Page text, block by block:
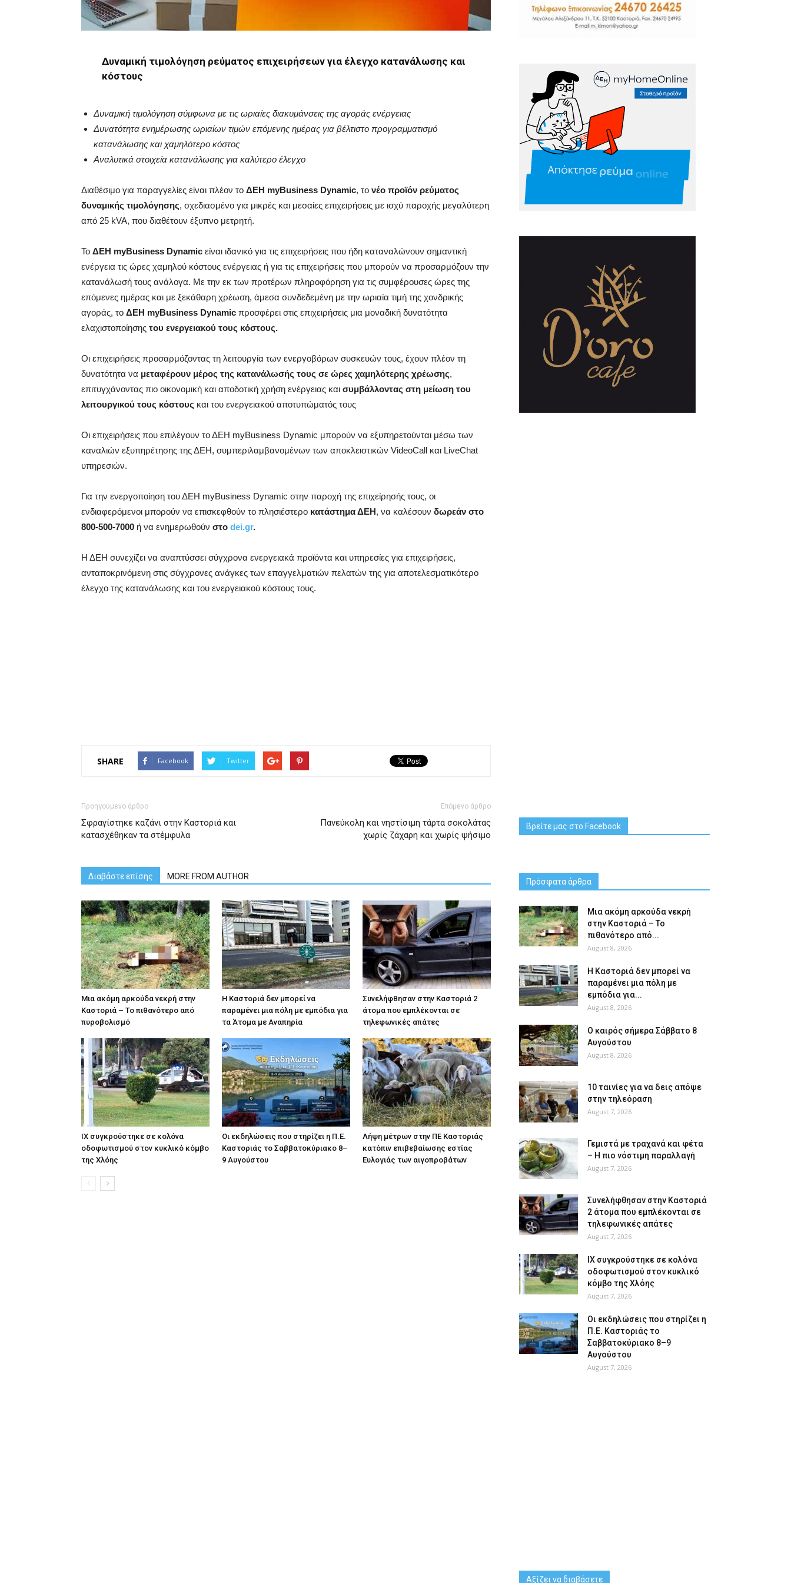
Δυναμική τιμολόγηση ρεύματος επιχειρήσεων για έλεγχο κατανάλωσης και
κόστους
Δυναμική τιμολόγηση σύμφωνα με τις ωριαίες διακυμάνσεις της αγοράς ενέργειας
Δυνατότητα ενημέρωσης ωριαίων τιμών επόμενης ημέρας για βέλτιστο προγραμματισμό
κατανάλωσης και χαμηλότερο κόστος
Αναλυτικά στοιχεία κατανάλωσης για καλύτερο έλεγχο
Διαθέσιμο για παραγγελίες είναι πλέον το ΔΕΗ myBusiness Dynamic, το νέο προϊόν ρεύματος
δυναμικής τιμολόγησης, σχεδιασμένο για μικρές και μεσαίες επιχειρήσεις με ισχύ παροχής μεγαλύτερη
από 25 kVA, που διαθέτουν έξυπνο μετρητή.
Το ΔΕΗ myBusiness Dynamic είναι ιδανικό για τις επιχειρήσεις που ήδη καταναλώνουν σημαντική
ενέργεια τις ώρες χαμηλού κόστους ενέργειας ή για τις επιχειρήσεις που μπορούν να προσαρμόζουν την
κατανάλωσή τους ανάλογα. Με την εκ των προτέρων πληροφόρηση για τις συμφέρουσες ώρες της
επόμενες ημέρας και με ξεκάθαρη χρέωση, άμεσα συνδεδεμένη με την ωριαία τιμή της χονδρικής
αγοράς, το ΔΕΗ myBusiness Dynamic προσφέρει στις επιχειρήσεις μια μοναδική δυνατότητα
ελαχιστοποίησης του ενεργειακού τους κόστους.
Οι επιχειρήσεις προσαρμόζοντας τη λειτουργία των ενεργοβόρων συσκευών τους, έχουν πλέον τη
δυνατότητα να μεταφέρουν μέρος της κατανάλωσής τους σε ώρες χαμηλότερης χρέωσης,
επιτυγχάνοντας πιο οικονομική και αποδοτική χρήση ενέργειας και συμβάλλοντας στη μείωση του
λειτουργικού τους κόστους και του ενεργειακού αποτυπώματός τους
Οι επιχειρήσεις που επιλέγουν το ΔΕΗ myBusiness Dynamic μπορούν να εξυπηρετούνται μέσω των
καναλιών εξυπηρέτησης της ΔΕΗ, συμπεριλαμβανομένων των αποκλειστικών VideoCall και LiveChat
υπηρεσιών.
Για την ενεργοποίηση του ΔΕΗ myBusiness Dynamic στην παροχή της επιχείρησής τους, οι
ενδιαφερόμενοι μπορούν να επισκεφθούν το πλησιέστερο κατάστημα ΔΕΗ, να καλέσουν δωρεάν στο
800-500-7000 ή να ενημερωθούν στο dei.gr.
Η ΔΕΗ συνεχίζει να αναπτύσσει σύγχρονα ενεργειακά προϊόντα και υπηρεσίες για επιχειρήσεις,
ανταποκρινόμενη στις σύγχρονες ανάγκες των επαγγελματιών πελατών της για αποτελεσματικότερο
έλεγχο της κατανάλωσης και του ενεργειακού κόστους τους.
SHARE Facebook Twitter
Προηγούμενο άρθρο
Σφραγίστηκε καζάνι στην Καστοριά και
κατασχέθηκαν τα στέμφυλα
Επόμενο άρθρο
Πανεύκολη και νηστίσιμη τάρτα σοκολάτας
χωρίς ζάχαρη και χωρίς ψήσιμο
Διαβάστε επίσης MORE FROM AUTHOR
Μια ακόμη αρκούδα νεκρή στην
Καστοριά – Το πιθανότερο από
πυροβολισμό
Η Καστοριά δεν μπορεί να
παραμένει μια πόλη με εμπόδια για
τα Άτομα με Αναπηρία
Συνελήφθησαν στην Καστοριά 2
άτομα που εμπλέκονται σε
τηλεφωνικές απάτες
ΙΧ συγκρούστηκε σε κολόνα
οδοφωτισμού στον κυκλικό κόμβο
της Χλόης
Οι εκδηλώσεις που στηρίζει η Π.Ε.
Καστοριάς το Σαββατοκύριακο 8–
9 Αυγούστου
Λήψη μέτρων στην ΠΕ Καστοριάς
κατόπιν επιβεβαίωσης εστίας
Ευλογιάς των αιγοπροβάτων
Βρείτε μας στο Facebook
Πρόσφατα άρθρα
Μια ακόμη αρκούδα νεκρή
στην Καστοριά – Το
πιθανότερο από...
August 8, 2026
Η Καστοριά δεν μπορεί να
παραμένει μια πόλη με
εμπόδια για...
August 8, 2026
Ο καιρός σήμερα Σάββατο 8
Αυγούστου
August 8, 2026
10 ταινίες για να δεις απόψε
στην τηλεόραση
August 7, 2026
Γεμιστά με τραχανά και φέτα
– Η πιο νόστιμη παραλλαγή
August 7, 2026
Συνελήφθησαν στην Καστοριά
2 άτομα που εμπλέκονται σε
τηλεφωνικές απάτες
August 7, 2026
ΙΧ συγκρούστηκε σε κολόνα
οδοφωτισμού στον κυκλικό
κόμβο της Χλόης
August 7, 2026
Οι εκδηλώσεις που στηρίζει η
Π.Ε. Καστοριάς το
Σαββατοκύριακο 8–9
Αυγούστου
August 7, 2026
Αξίζει να διαβάσετε